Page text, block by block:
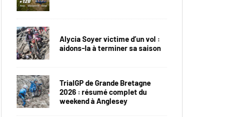
Alycia Soyer victime d’un vol :
aidons-la à terminer sa saison
TrialGP de Grande Bretagne
2026 : résumé complet du
weekend à Anglesey